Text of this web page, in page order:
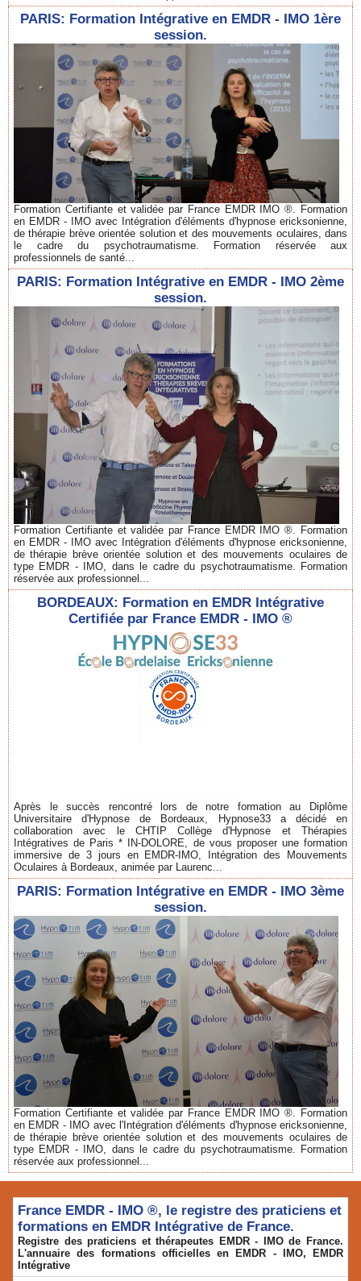
PARIS: Formation Intégrative en EMDR - IMO 1ère
session.
Formation Certifiante et validée par France EMDR IMO ®. Formation
en EMDR - IMO avec Intégration d'éléments d'hypnose ericksonienne,
de thérapie brève orientée solution et des mouvements oculaires, dans
le cadre du psychotraumatisme. Formation réservée aux
professionnels de santé...
PARIS: Formation Intégrative en EMDR - IMO 2ème
session.
Formation Certifiante et validée par France EMDR IMO ®. Formation
en EMDR - IMO avec Intégration d'éléments d'hypnose ericksonienne,
de thérapie brève orientée solution et des mouvements oculaires de
type EMDR - IMO, dans le cadre du psychotraumatisme. Formation
réservée aux professionnel...
BORDEAUX: Formation en EMDR Intégrative
Certifiée par France EMDR - IMO ®
Après le succès rencontré lors de notre formation au Diplôme
Universitaire d'Hypnose de Bordeaux, Hypnose33 a décidé en
collaboration avec le CHTIP Collège d'Hypnose et Thérapies
Intégratives de Paris * IN-DOLORE, de vous proposer une formation
immersive de 3 jours en EMDR-IMO, Intégration des Mouvements
Oculaires à Bordeaux, animée par Laurenc...
PARIS: Formation Intégrative en EMDR - IMO 3ème
session.
Formation Certifiante et validée par France EMDR IMO ®. Formation
en EMDR - IMO avec l'Intégration d'éléments d'hypnose ericksonienne,
de thérapie brève orientée solution et des mouvements oculaires de
type EMDR - IMO, dans le cadre du psychotraumatisme. Formation
réservée aux professionnel...
France EMDR - IMO ®, le registre des praticiens et
formations en EMDR Intégrative de France.
Registre des praticiens et thérapeutes EMDR - IMO de France.
L'annuaire des formations officielles en EMDR - IMO, EMDR
Intégrative